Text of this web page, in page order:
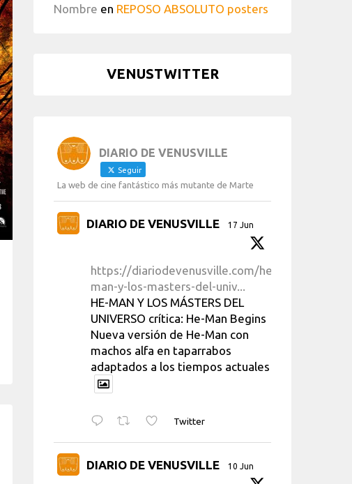
Nombre en REPOSO ABSOLUTO posters
VENUSTWITTER
DIARIO DE VENUSVILLE
Seguir
La web de cine fantástico más mutante de Marte
DIARIO DE VENUSVILLE 17 Jun
https://diariodevenusville.com/he-
man-y-los-masters-del-univ...
HE-MAN Y LOS MÁSTERS DEL
UNIVERSO crítica: He-Man Begins
Nueva versión de He-Man con
machos alfa en taparrabos
adaptados a los tiempos actuales
Twitter
DIARIO DE VENUSVILLE 10 Jun